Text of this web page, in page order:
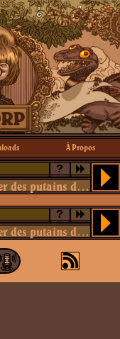
À Propos
?
«Est-ce que j'ai une gueule à bouffer des putains de sardines ?»
?
«Est-ce que j'ai une gueule à bouffer des putains de sardines ?»